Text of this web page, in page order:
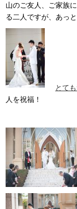
山のご友人、ご家族
る二人ですが、あっ
とて
人を祝福！